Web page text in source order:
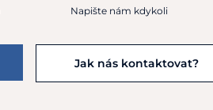
Napište nám kdykoli
Jak nás kontaktovat?